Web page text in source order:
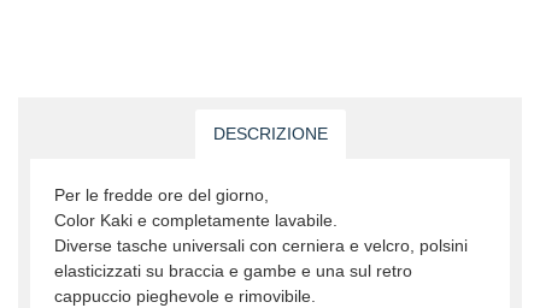
DESCRIZIONE
Per le fredde ore del giorno,
Color Kaki e completamente lavabile.
Diverse tasche universali con cerniera e velcro, polsini
elasticizzati su braccia e gambe e una sul retro
cappuccio pieghevole e rimovibile.